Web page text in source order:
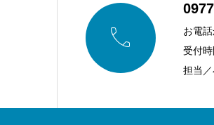

お電
受付
担当